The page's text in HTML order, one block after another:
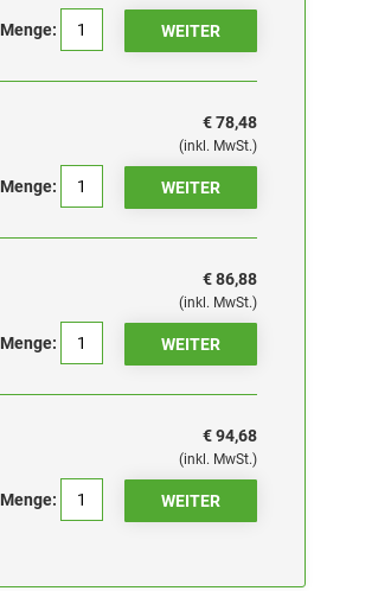
Menge:
€ 78,48
(inkl. MwSt.)
Menge:
€ 86,88
(inkl. MwSt.)
Menge:
€ 94,68
(inkl. MwSt.)
Menge: